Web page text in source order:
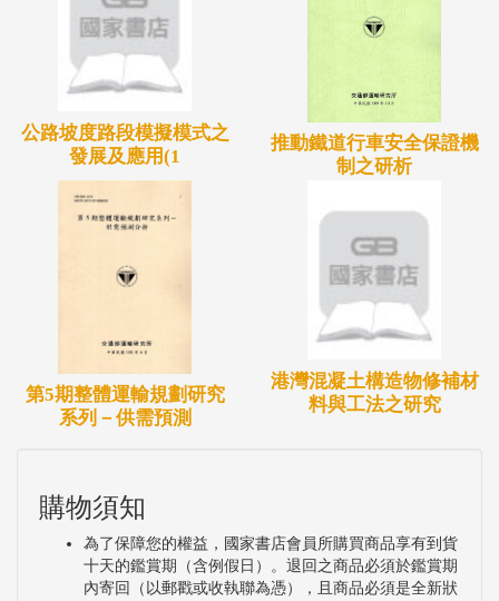
公路坡度路段模擬模式之
發展及應用(1
推動鐵道行車安全保證機
制之研析
第5期整體運輸規劃研究
系列－供需預測
港灣混凝土構造物修補材
料與工法之研究
購物須知
為了保障您的權益，國家書店會員所購買商品享有到貨
十天的鑑賞期（含例假日）。退回之商品必須於鑑賞期
內寄回（以郵戳或收執聯為憑），且商品必須是全新狀